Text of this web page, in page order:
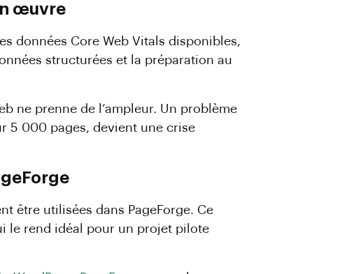
œuvre
données Core Web Vitals disponibles,
structurées et la préparation au
ne prenne de l’ampleur. Un problème
5 000 pages, devient une crise
être utilisées dans PageForge. Ce
le rend idéal pour un projet pilote